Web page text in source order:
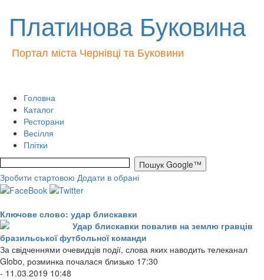
Платинова Буковина
Портал міста Чернівці та Буковини
Головна
Каталог
Ресторани
Весілля
Плітки
Зробити стартовою Додати в обрані
Ключове слово: удар блискавки
Удар блискавки повалив на землю гравців
бразильської футбольної команди
За свідченнями очевидців події, слова яких наводить телеканал
Globo, розминка почалася близько 17:30
- 11.03.2019 10:48